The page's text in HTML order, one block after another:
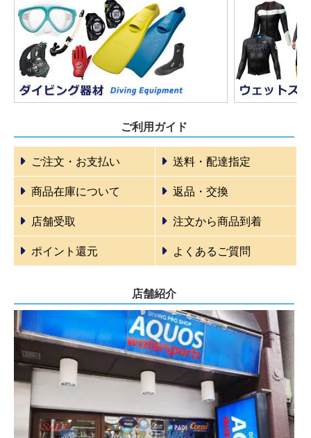
ご利用ガイド
ご注文・お支払い 送料・配達指定
商品在庫について 返品・交換
店舗受取 注文から商品到着
ポイント還元 よくあるご質問
店舗紹介